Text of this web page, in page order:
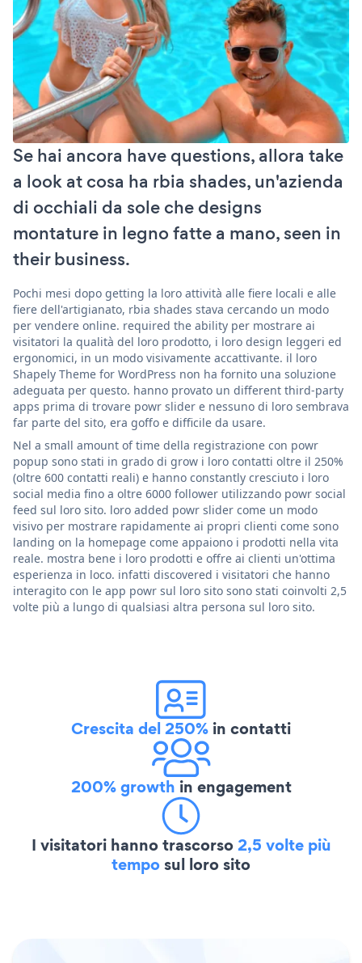
Se hai ancora have questions, allora take
a look at cosa ha rbia shades, un'azienda
di occhiali da sole che designs
montature in legno fatte a mano, seen in
their business.
Pochi mesi dopo getting la loro attività alle fiere locali e alle
fiere dell'artigianato, rbia shades stava cercando un modo
per vendere online. required the ability per mostrare ai
visitatori la qualità del loro prodotto, i loro design leggeri ed
ergonomici, in un modo visivamente accattivante. il loro
Shapely Theme for WordPress non ha fornito una soluzione
adeguata per questo. hanno provato un different third-party
apps prima di trovare powr slider e nessuno di loro sembrava
far parte del sito, era goffo e difficile da usare.
Nel a small amount of time della registrazione con powr
popup sono stati in grado di grow i loro contatti oltre il 250%
(oltre 600 contatti reali) e hanno constantly cresciuto i loro
social media fino a oltre 6000 follower utilizzando powr social
feed sul loro sito. loro added powr slider come un modo
visivo per mostrare rapidamente ai propri clienti come sono
landing on la homepage come appaiono i prodotti nella vita
reale. mostra bene i loro prodotti e offre ai clienti un'ottima
esperienza in loco. infatti discovered i visitatori che hanno
interagito con le app powr sul loro sito sono stati coinvolti 2,5
volte più a lungo di qualsiasi altra persona sul loro sito.
Crescita del 250% in contatti
200% growth in engagement
I visitatori hanno trascorso2,5 volte più
temposul loro sito